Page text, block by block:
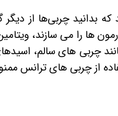
که بدانید چربی‌ها از
‌ها را می ‌سازند،
از چربی‌ های ترانس